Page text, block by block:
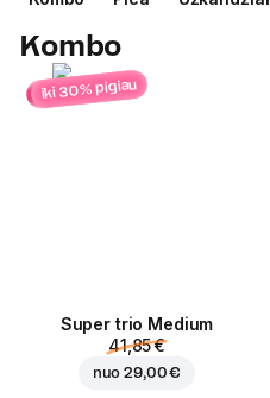
Kombo
iki 30% pigiau
Super trio Medium
41,85 €
nuo29,00 €